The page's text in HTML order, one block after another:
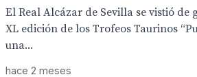
El Real Alcázar de Sevilla se vistió de
XL edición de los Trofeos Taurinos
una...
hace 2 meses